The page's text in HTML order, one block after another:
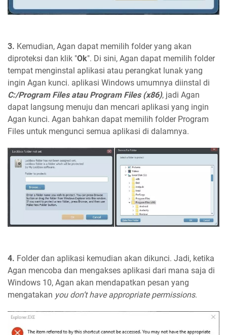
3. Kemudian, Agan dapat memilih folder yang akan
diproteksi dan klik "Ok". Di sini, Agan dapat memilih folder
tempat menginstal aplikasi atau perangkat lunak yang
ingin Agan kunci. aplikasi Windows umumnya diinstal di
C:/Program Files atau Program Files (x86), jadi Agan
dapat langsung menuju dan mencari aplikasi yang ingin
Agan kunci. Agan bahkan dapat memilih folder Program
Files untuk mengunci semua aplikasi di dalamnya.
4. Folder dan aplikasi kemudian akan dikunci. Jadi, ketika
Agan mencoba dan mengakses aplikasi dari mana saja di
Windows 10, Agan akan mendapatkan pesan yang
mengatakan you don’t have appropriate permissions.